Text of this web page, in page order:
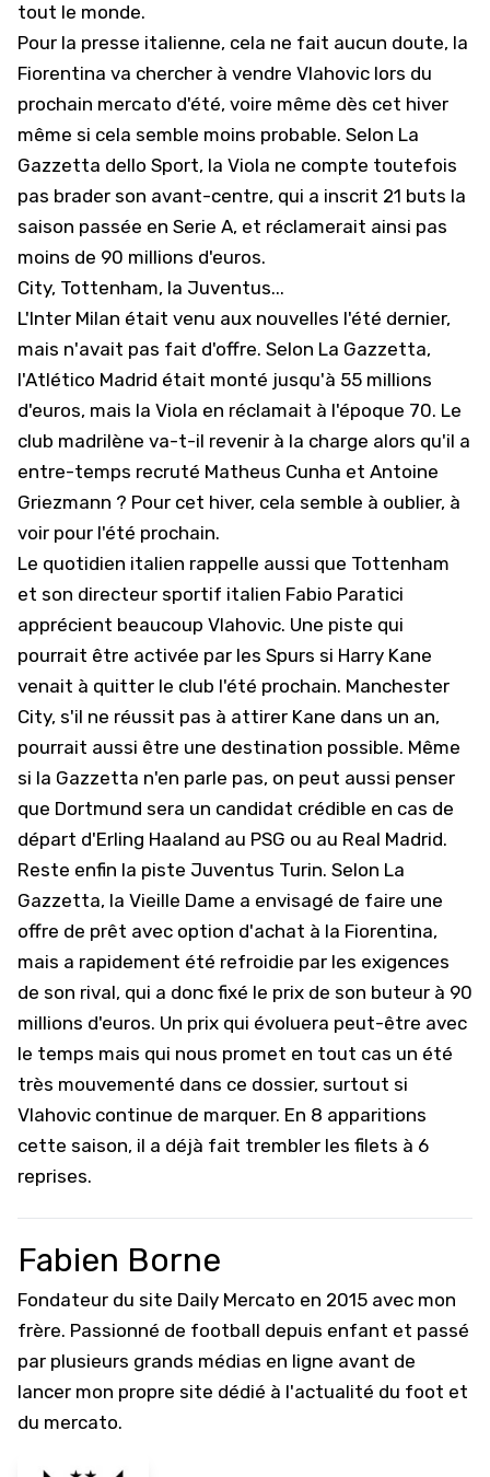
tout le monde.
Pour la presse italienne, cela ne fait aucun doute, la
Fiorentina va chercher à vendre Vlahovic lors du
prochain mercato d'été, voire même dès cet hiver
même si cela semble moins probable. Selon La
Gazzetta dello Sport, la Viola ne compte toutefois
pas brader son avant-centre, qui a inscrit 21 buts la
saison passée en Serie A, et réclamerait ainsi pas
moins de 90 millions d'euros.
City, Tottenham, la Juventus...
L'Inter Milan était venu aux nouvelles l'été dernier,
mais n'avait pas fait d'offre. Selon La Gazzetta,
l'Atlético Madrid était monté jusqu'à 55 millions
d'euros, mais la Viola en réclamait à l'époque 70. Le
club madrilène va-t-il revenir à la charge alors qu'il a
entre-temps recruté Matheus Cunha et Antoine
Griezmann ? Pour cet hiver, cela semble à oublier, à
voir pour l'été prochain.
Le quotidien italien rappelle aussi que Tottenham
et son directeur sportif italien Fabio Paratici
apprécient beaucoup Vlahovic. Une piste qui
pourrait être activée par les Spurs si Harry Kane
venait à quitter le club l'été prochain. Manchester
City, s'il ne réussit pas à attirer Kane dans un an,
pourrait aussi être une destination possible. Même
si la Gazzetta n'en parle pas, on peut aussi penser
que Dortmund sera un candidat crédible en cas de
départ d'Erling Haaland au PSG ou au Real Madrid.
Reste enfin la piste Juventus Turin. Selon La
Gazzetta, la Vieille Dame a envisagé de faire une
offre de prêt avec option d'achat à la Fiorentina,
mais a rapidement été refroidie par les exigences
de son rival, qui a donc fixé le prix de son buteur à 90
millions d'euros. Un prix qui évoluera peut-être avec
le temps mais qui nous promet en tout cas un été
très mouvementé dans ce dossier, surtout si
Vlahovic continue de marquer. En 8 apparitions
cette saison, il a déjà fait trembler les filets à 6
reprises.
Fabien Borne
Fondateur du site Daily Mercato en 2015 avec mon
frère. Passionné de football depuis enfant et passé
par plusieurs grands médias en ligne avant de
lancer mon propre site dédié à l'actualité du foot et
du mercato.